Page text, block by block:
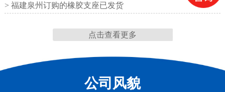
> 福建泉州订购的橡胶支座已发货
点击查看更多
公司风貌